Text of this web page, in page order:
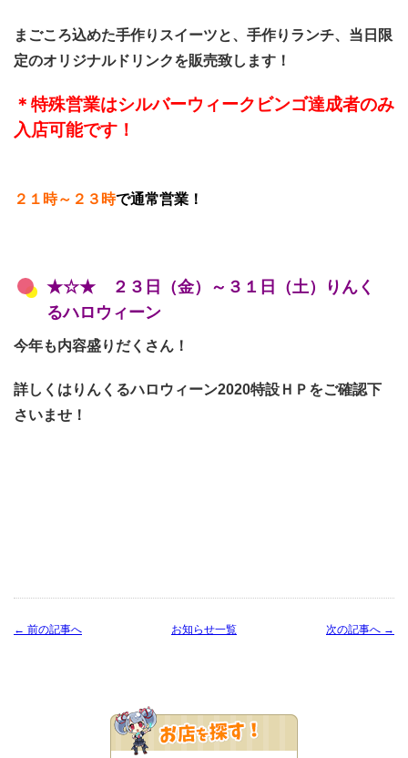
まごころ込めた手作りスイーツと、手作りランチ、当日限
定のオリジナルドリンクを販売致します！
＊特殊営業はシルバーウィークビンゴ達成者のみ
入店可能です！
２１時～２３時で通常営業！
★☆★ ２３ 日（金）～３１日（土）りんく
るハロウィーン
今年も内容盛りだくさん！
詳しくはりんくるハロウィーン2020特設ＨＰをご確認下
さいませ！
← 前の記事へ 次の記事へ →
お知らせ一覧